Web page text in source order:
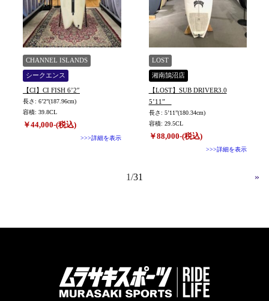
CHANNEL ISLANDS
シークエンス
【CI】CI FISH 6’2″
長さ: 6’2”(187.96cm)
容積: 39.8CL
￥44,000-(税込)
>>>詳細を表示
LOST
湘南鵠沼店
【LOST】SUB DRIVER3.0
5’11”
長さ: 5’11”(180.34cm)
容積: 29.5CL
￥88,000-(税込)
>>>詳細を表示
1 »
31